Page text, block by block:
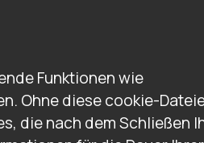
Funktionen wie
Ohne diese cookie-
die nach dem Schließen